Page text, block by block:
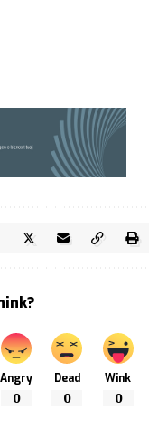
Angry
0
Dead
0
Wink
0